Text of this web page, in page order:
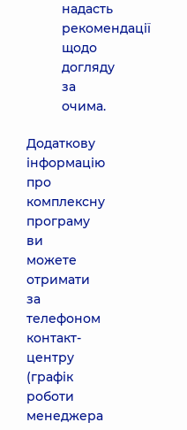
надасть
рекомендації
щодо
догляду
за
очима.
Додаткову
інформацію
про
комплексну
програму
ви
можете
отримати
за
телефоном
контакт-
центру
(графік
роботи
менеджера